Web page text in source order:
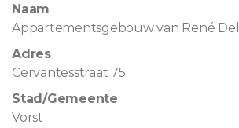
Naam
Appartementsgebouw van René
Adres
Cervantesstraat 75
Stad/Gemeente
Vorst